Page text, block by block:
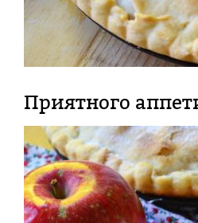
Приятного